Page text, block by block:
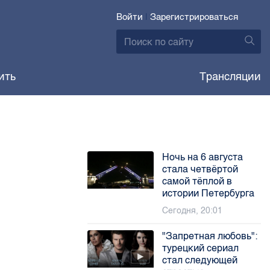
Войти | Зарегистрироваться
Трансляции
Ночь на 6 августа
стала четвёртой
самой тёплой в
истории Петербурга
Сегодня, 20:01
"Запретная любовь":
турецкий сериал
стал следующей